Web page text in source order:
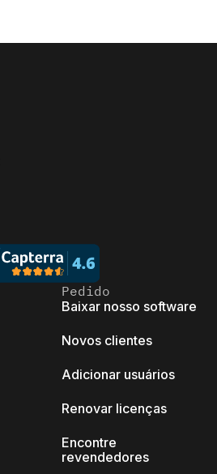
Pedido
Baixar nosso software
Novos clientes
Adicionar usuários
Renovar licenças
Encontre
revendedores